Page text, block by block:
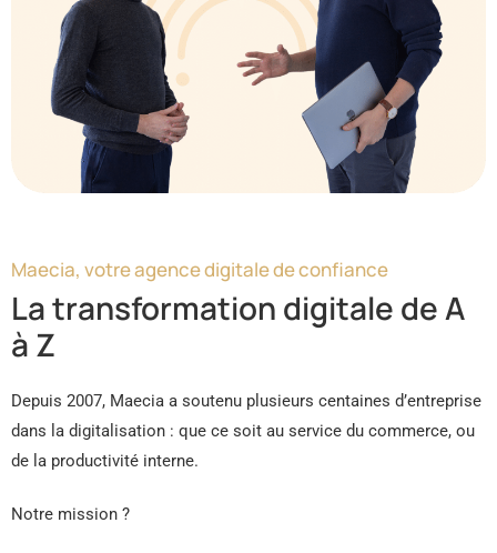
Maecia, votre agence digitale de confiance
La transformation digitale de A
à Z
Depuis 2007, Maecia a soutenu plusieurs centaines d’entreprise
dans la digitalisation : que ce soit au service du commerce, ou
de la productivité interne.
Notre mission ?